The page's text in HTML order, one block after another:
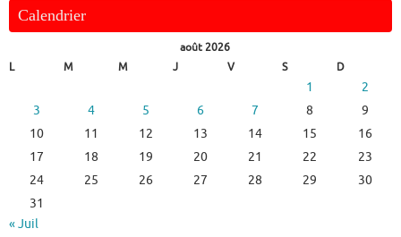
Calendrier
août 2026
L
M M J V S D
1
2
3
4 5 6 7 8
9
10
11 12 13 14 15
16
17
18 19 20 21 22
23
24
25 26 27 28 29
30
31
« Juil